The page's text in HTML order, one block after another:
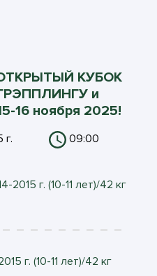
КУБОК
и
16 ноября 2025!
г. 09:00
2015 г. (10-11 лет)/42 кг
г. (10-11 лет)/42 кг